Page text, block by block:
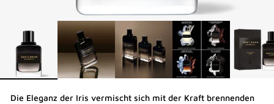
Die Eleganz der Iris vermischt sich mit der Kraft brennenden